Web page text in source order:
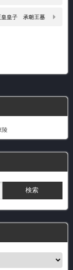
皇皇子 承朝王墓
陵